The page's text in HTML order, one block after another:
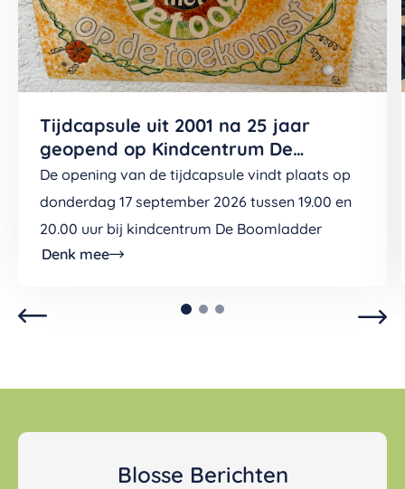
Tijdcapsule uit 2001 na 25 jaar
geopend op Kindcentrum De
Boomladder (v/h De Wingerd)
De opening van de tijdcapsule vindt plaats op
donderdag 17 september 2026 tussen 19.00 en
20.00 uur bij kindcentrum De Boomladder
Denk mee
Blosse Berichten